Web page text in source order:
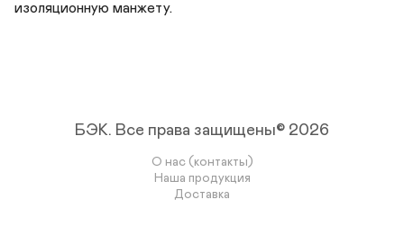
изоляционную манжету.
БЭК. Все права защищены© 2026
О нас (контакты)
Наша продукция
Доставка